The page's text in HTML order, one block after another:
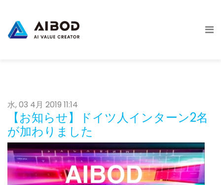
水, 03 4月 2019 11:14
【お知らせ】ドイツ人インターン2名
が加わりました